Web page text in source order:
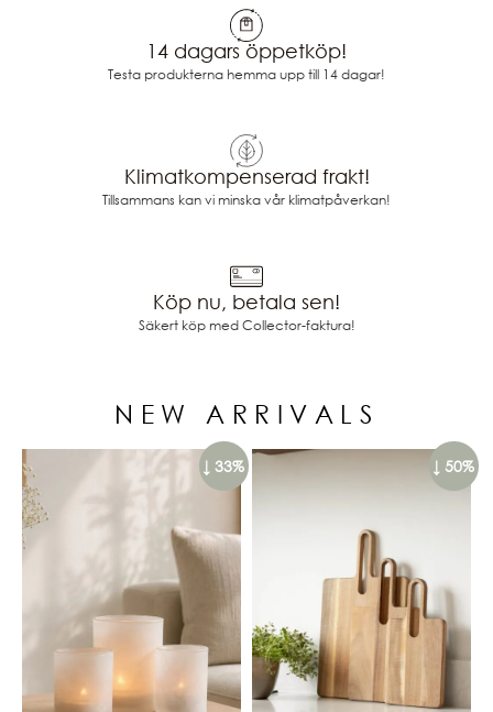
14 dagars öppetköp!
Testa produkterna hemma upp till 14 dagar!
Klimatkompenserad frakt!
Tillsammans kan vi minska vår klimatpåverkan!
Köp nu, betala sen!
Säkert köp med Collector-faktura!
NEW ARRIVALS
↓ 33% ↓ 50%